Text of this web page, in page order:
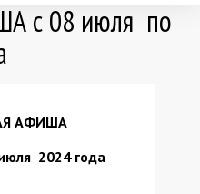
с 08 июля по
АФИША
2024 года